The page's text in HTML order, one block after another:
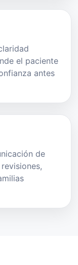
el paciente
antes
de